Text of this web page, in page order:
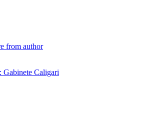
from author
Gabinete Caligari